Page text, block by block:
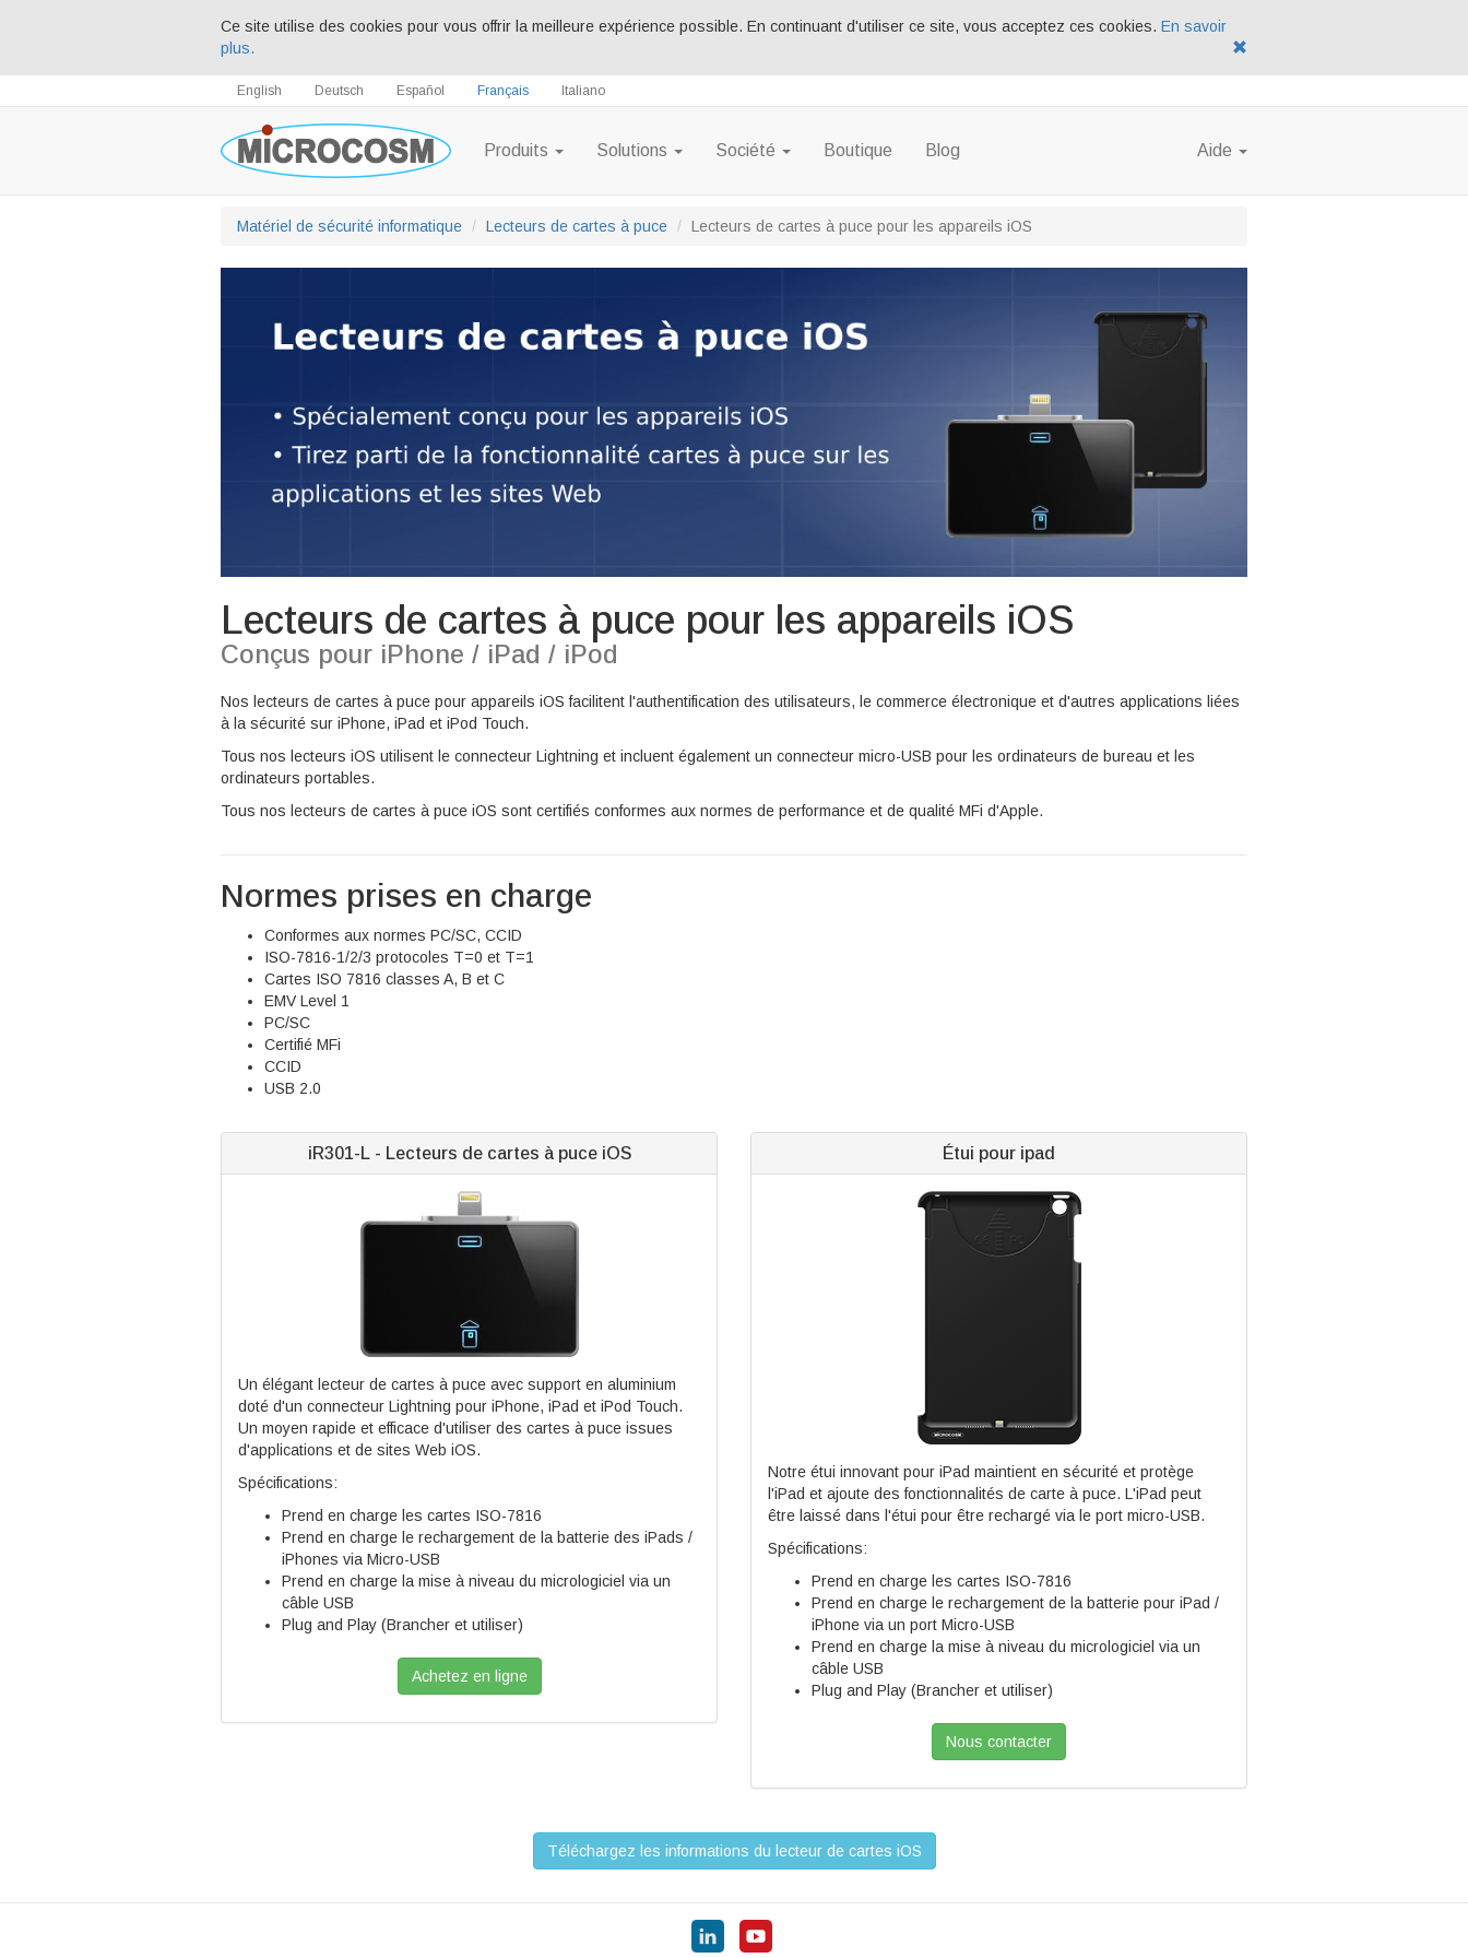
Ce site utilise des cookies pour vous offrir la meilleure expérience possible. En continuant d'utiliser ce site, vous acceptez ces cookies. En savoir
plus.
English Deutsch Español Français Italiano
Produits Solutions Société Boutique Blog Aide
Matériel de sécurité informatique Lecteurs de cartes à puce Lecteurs de cartes à puce pour les appareils iOS
Lecteurs de cartes à puce pour les appareils iOS
Conçus pour iPhone / iPad / iPod
Nos lecteurs de cartes à puce pour appareils iOS facilitent l'authentification des utilisateurs, le commerce électronique et d'autres applications liées
à la sécurité sur iPhone, iPad et iPod Touch.
Tous nos lecteurs iOS utilisent le connecteur Lightning et incluent également un connecteur micro-USB pour les ordinateurs de bureau et les
ordinateurs portables.
Tous nos lecteurs de cartes à puce iOS sont certifiés conformes aux normes de performance et de qualité MFi d'Apple.
Normes prises en charge
Conformes aux normes PC/SC, CCID
ISO-7816-1/2/3 protocoles T=0 et T=1
Cartes ISO 7816 classes A, B et C
EMV Level 1
PC/SC
Certifié MFi
CCID
USB 2.0
iR301-L - Lecteurs de cartes à puce iOS
Un élégant lecteur de cartes à puce avec support en aluminium
doté d'un connecteur Lightning pour iPhone, iPad et iPod Touch.
Un moyen rapide et efficace d'utiliser des cartes à puce issues
d'applications et de sites Web iOS.
Spécifications:
Prend en charge les cartes ISO-7816
Prend en charge le rechargement de la batterie des iPads /
iPhones via Micro-USB
Prend en charge la mise à niveau du micrologiciel via un
câble USB
Plug and Play (Brancher et utiliser)
Achetez en ligne
Étui pour ipad
Notre étui innovant pour iPad maintient en sécurité et protège
l'iPad et ajoute des fonctionnalités de carte à puce. L'iPad peut
être laissé dans l'étui pour être rechargé via le port micro-USB.
Spécifications:
Prend en charge les cartes ISO-7816
Prend en charge le rechargement de la batterie pour iPad /
iPhone via un port Micro-USB
Prend en charge la mise à niveau du micrologiciel via un
câble USB
Plug and Play (Brancher et utiliser)
Nous contacter
Téléchargez les informations du lecteur de cartes iOS